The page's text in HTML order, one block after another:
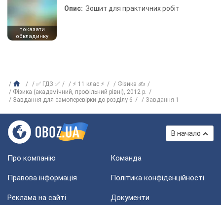
показати
обкладинку
Опис: Зошит для практичних робіт
✅ ГДЗ ✅ ⚡ 11 клас ⚡
Фізика ✍
Фізика (академічний, профільний рівні), 2012 р.
Завдання для самоперевірки до розділу 6
Завдання 1
В начало
Про компанію Команда
Правова інформація Політика конфіденційності
Реклама на сайті Документи